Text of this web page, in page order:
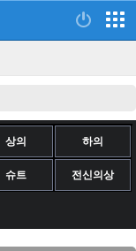
상의 하의
슈트 전신의상